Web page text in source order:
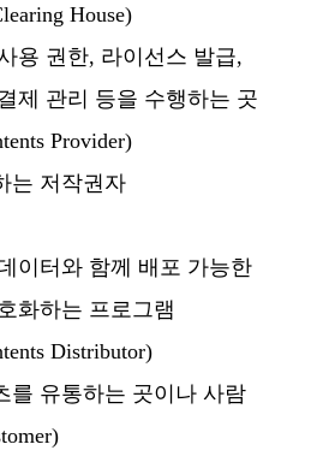
House)
용 권한, 라이선스 발급,
제 관리 등을 수행하는 곳
Provider)
는 저작권자
이터와 함께 배포 가능한
화하는 프로그램
Distributor)
를 유통하는 곳이나 사람